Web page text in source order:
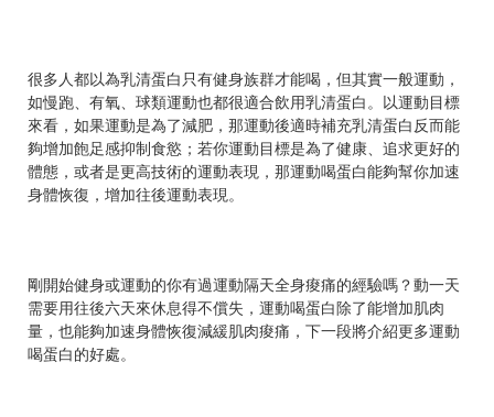
很多人都以為乳清蛋白只有健身族群才能喝，但其實一般運動，
如慢跑、有氧、球類運動也都很適合飲用乳清蛋白。以運動目標
來看，如果運動是為了減肥，那運動後適時補充乳清蛋白反而能
夠增加飽足感抑制食慾；若你運動目標是為了健康、追求更好的
體態，或者是更高技術的運動表現，那運動喝蛋白能夠幫你加速
身體恢復，增加往後運動表現。
剛開始健身或運動的你有過運動隔天全身痠痛的經驗嗎？動一天
需要用往後六天來休息得不償失，運動喝蛋白除了能增加肌肉
量，也能夠加速身體恢復減緩肌肉痠痛，下一段將介紹更多運動
喝蛋白的好處。